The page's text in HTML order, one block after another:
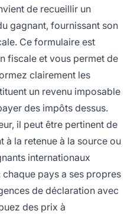
de recueillir un
gagnant, fournissant son
Ce formulaire est
fiscale et vous permet de
clairement les
un revenu imposable
des impôts dessus.
il peut être pertinent de
à la retenue à la source ou
internationaux
pays a ses propres
de déclaration avec
des prix à